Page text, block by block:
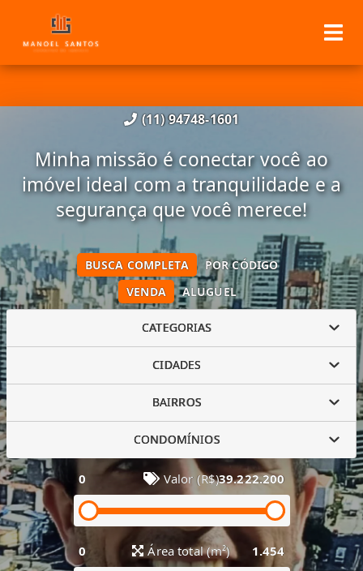
(11) 94748-1601
Minha missão é conectar você ao
imóvel ideal com a tranquilidade e a
segurança que você merece!
VENDA ALUGUEL
BUSCA COMPLETA POR CÓDIGO
CATEGORIAS
CIDADES
BAIRROS
CONDOMÍNIOS
0 Valor (R$)39.222.200
0 Área total (m²) 1.454